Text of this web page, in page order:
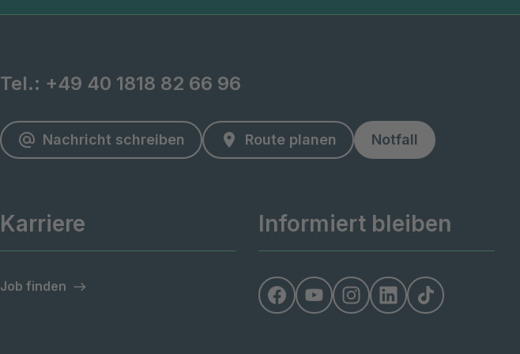
Tel.: +49 40 1818 82 66 96
Nachricht schreiben Route planen Notfall
Karriere
Job finden
Informiert bleiben